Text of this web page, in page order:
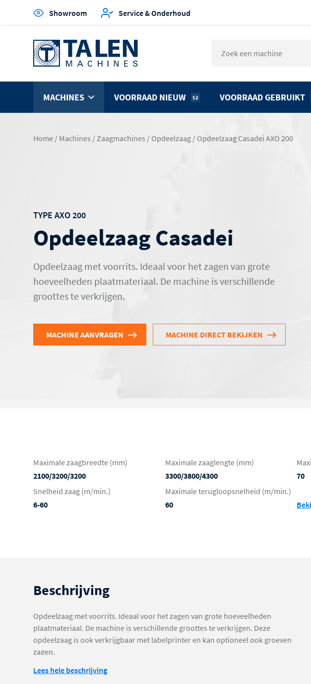
Showroom Service & Onderhoud
MACHINES VOORRAAD NIEUW 52 VOORRAAD GEBRUIKT
Home / Machines /Zaagmachines / Opdeelzaag / Opdeelzaag Casadei AXO 200
TYPE AXO 200
Opdeelzaag Casadei
Opdeelzaag met voorrits. Ideaal voor het zagen van grote
hoeveelheden plaatmateriaal. De machine is verschillende
groottes te verkrijgen.
MACHINE AANVRAGEN MACHINE DIRECT BEKIJKEN
Maximale zaagbreedte (mm)
2100/3200/3200
Maximale zaaglengte (mm)
3300/3800/4300
70
Snelheid zaag (m/min.)
6-60
Maximale terugloopsnelheid (m/min.)
60
Beschrijving
Opdeelzaag met voorrits. Ideaal voor het zagen van grote hoeveelheden
plaatmateriaal. De machine is verschillende groottes te verkrijgen. Deze
opdeelzaag is ook verkrijgbaar met labelprinter en kan optioneel ook groeven
zagen.
Lees hele beschrijving